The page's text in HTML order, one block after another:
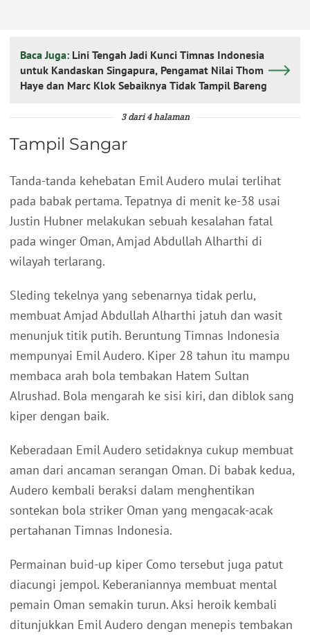
Baca Juga: Lini Tengah Jadi Kunci Timnas Indonesia
untuk Kandaskan Singapura, Pengamat Nilai Thom
Haye dan Marc Klok Sebaiknya Tidak Tampil Bareng
3 dari 4 halaman
Tampil Sangar
Tanda-tanda kehebatan Emil Audero mulai terlihat
pada babak pertama. Tepatnya di menit ke-38 usai
Justin Hubner melakukan sebuah kesalahan fatal
pada winger Oman, Amjad Abdullah Alharthi di
wilayah terlarang.
Sleding tekelnya yang sebenarnya tidak perlu,
membuat Amjad Abdullah Alharthi jatuh dan wasit
menunjuk titik putih. Beruntung Timnas Indonesia
mempunyai Emil Audero. Kiper 28 tahun itu mampu
membaca arah bola tembakan Hatem Sultan
Alrushad. Bola mengarah ke sisi kiri, dan diblok sang
kiper dengan baik.
Keberadaan Emil Audero setidaknya cukup membuat
aman dari ancaman serangan Oman. Di babak kedua,
Audero kembali beraksi dalam menghentikan
sontekan bola striker Oman yang mengacak-acak
pertahanan Timnas Indonesia.
Permainan buid-up kiper Como tersebut juga patut
diacungi jempol. Keberaniannya membuat mental
pemain Oman semakin turun. Aksi heroik kembali
ditunjukkan Emil Audero dengan menepis tembakan